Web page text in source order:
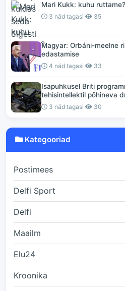
Mari Kukk: kuhu ruttame?
3 näd tagasi 35
Magyar: Orbáni-meelne
edastamise
4 näd tagasi 33
Isapuhkusel Briti
tehisintellektil põhineva
3 näd tagasi 30
Kategooriad
Postimees
Delfi Sport
Delfi
Maailm
Elu24
Kroonika